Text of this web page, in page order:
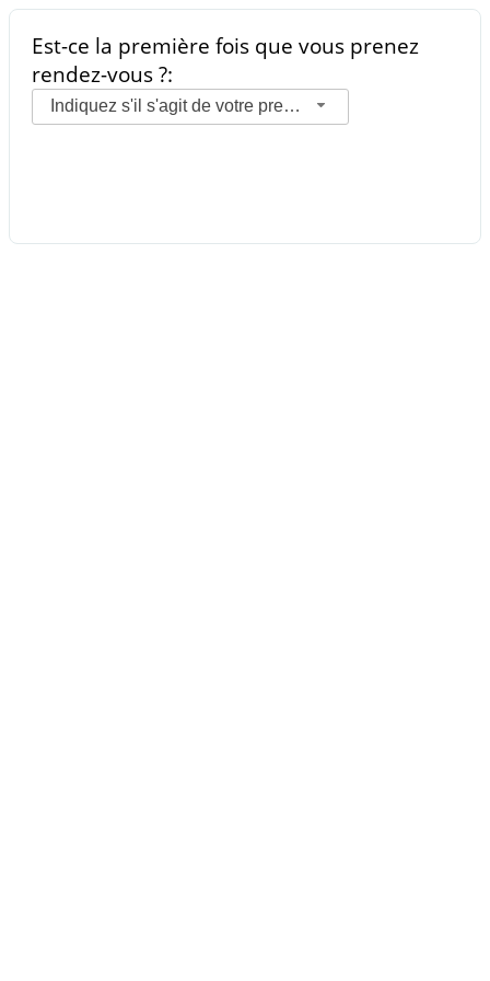
Est-ce la première fois que vous prenez
rendez-vous ?:
Indiquez s'il s'agit de votre premier rendez-vous